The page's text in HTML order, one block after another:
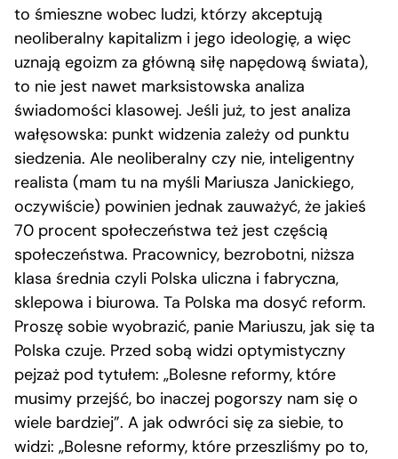
to śmieszne wobec ludzi, którzy akceptują
neoliberalny kapitalizm i jego ideologię, a więc
uznają egoizm za główną siłę napędową świata),
to nie jest nawet marksistowska analiza
świadomości klasowej. Jeśli już, to jest analiza
wałęsowska: punkt widzenia zależy od punktu
siedzenia. Ale neoliberalny czy nie, inteligentny
realista (mam tu na myśli Mariusza Janickiego,
oczywiście) powinien jednak zauważyć, że jakieś
70 procent społeczeństwa też jest częścią
społeczeństwa. Pracownicy, bezrobotni, niższa
klasa średnia czyli Polska uliczna i fabryczna,
sklepowa i biurowa. Ta Polska ma dosyć reform.
Proszę sobie wyobrazić, panie Mariuszu, jak się ta
Polska czuje. Przed sobą widzi optymistyczny
pejzaż pod tytułem: „Bolesne reformy, które
musimy przejść, bo inaczej pogorszy nam się o
wiele bardziej”. A jak odwróci się za siebie, to
widzi: „Bolesne reformy, które przeszliśmy po to,